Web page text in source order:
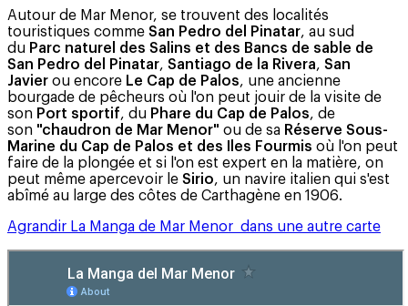
Autour de Mar Menor, se trouvent des localités
touristiques comme San Pedro del Pinatar, au sud
du Parc naturel des Salins et des Bancs de sable de
San Pedro del Pinatar, Santiago de la Rivera, San
Javier ou encore Le Cap de Palos, une ancienne
bourgade de pêcheurs où l'on peut jouir de la visite de
son Port sportif, du Phare du Cap de Palos, de
son "chaudron de Mar Menor" ou de sa Réserve Sous-
Marine du Cap de Palos et des Iles Fourmis où l'on peut
faire de la plongée et si l'on est expert en la matière, on
peut même apercevoir le Sirio, un navire italien qui s'est
abîmé au large des côtes de Carthagène en 1906.
Agrandir La Manga de Mar Menor dans une autre carte